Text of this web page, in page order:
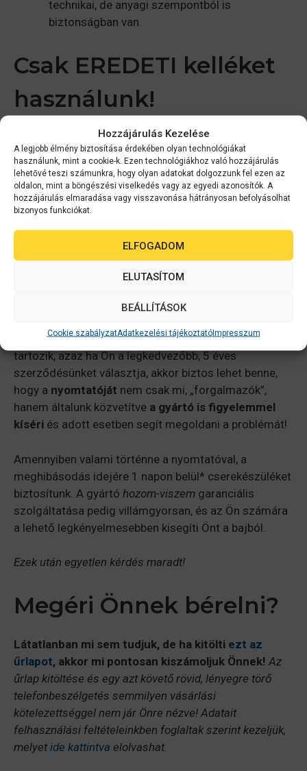
Hozzájárulás Kezelése
A legjobb élmény biztosítása érdekében olyan technológiákat
használunk, mint a cookie-k. Ezen technológiákhoz való hozzájárulás
lehetővé teszi számunkra, hogy olyan adatokat dolgozzunk fel ezen az
oldalon, mint a böngészési viselkedés vagy az egyedi azonosítók. A
hozzájárulás elmaradása vagy visszavonása hátrányosan befolyásolhat
bizonyos funkciókat.
ELFOGADOM
ELUTASÍTOM
BEÁLLÍTÁSOK
Cookie szabályzatAdatkezelési tájékoztatóImpresszum
technikai, de anyagi szempontból is
biztonságban van.
Csak EREDETI kelléket
használunk!
Az Epson fejlesztéseinek köszönhetően az eredeti
kellékanyagok használata ma már nem luxus! Így lehet
a maximális minőséget garantálni ez nem kérdés. És
mi a maximumot nyújtjuk Önnek minden téren, ez sem
lehet kérdés.
A gyártó támogatását is
Bérbe adott nyomtatóinkhoz 5 éves gyártói garancia
tartozik, azaz ha Ön a legkedvezőbb, 5 éves
szerződésünket választja, akkor biztos lehet benne,
hogy a nyomtatóját nem csak mi, „forgalmazók”,
hanem általunk közvetítve a gyártó is figyelemmel
kíséri és adott esetben segít megoldani a problémát!
Amennyiben valami történne a nyomtatóval, a
meghibásodás idejére 1 napon belül* cserekészüléket
biztosítunk. A gyártó hozom-viszem garanciális
szolgáltatása pedig villámgyorsan, és az Ön számára
a lehető legkényelmesebben kisegíti Önt a bajból.
Ezek után egyetlen kérdés maradt!
Megéri Önnek bérelni?
Látatlanban mi sem tudjuk, de ha kitölti ezt az
űrlapot, akkor mi pontosan kiszámoljuk Önnek! Az
űrlap kitöltése és egy azt követő rövid, lényegre törő
telefonbeszélgetés semmilyen vásárlási
kötelezettséggel nem jár Önre nézve! Adatait
felhasználási feltételeinkben foglaltak szerint kezeljük,
melyetide kattintva elolvashat.